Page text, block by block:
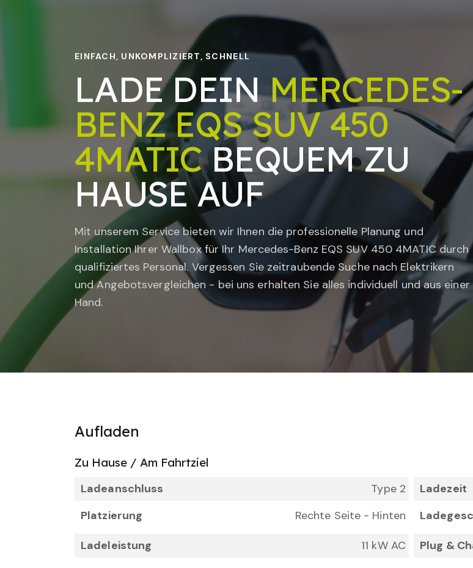
EINFACH, UNKOMPLIZIERT, SCHNELL
LADE DEINMERCEDES-
BENZ EQS SUV 450
4MATICBEQUEM ZU
HAUSE AUF
Mit unserem Service bieten wir Ihnen die professionelle Planung und
Installation Ihrer Wallbox für Ihr Mercedes-Benz EQS SUV 450 4MATIC durch
qualifiziertes Personal. Vergessen Sie zeitraubende Suche nach Elektrikern
und Angebotsvergleichen - bei uns erhalten Sie alles individuell und aus einer
Hand.
Aufladen
Zu Hause / Am Fahrtziel
Ladeanschluss
Type 2 Ladezeit
Platzierung
Rechte Seite - Hinten
Ladeleistung 11 kW AC Plug &